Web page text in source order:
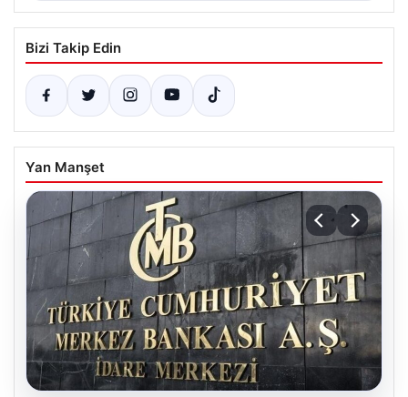
Bizi Takip Edin
Yan Manşet